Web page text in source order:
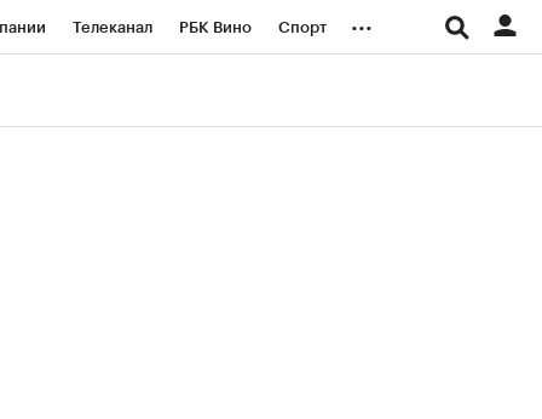
Телеканал РБК Вино Спорт ...